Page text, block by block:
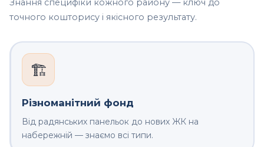
Знання специфіки кожного району — ключ до
точного кошторису і якісного результату.
🏗️
Різноманітний фонд
Від радянських панельок до нових ЖК на
набережній — знаємо всі типи.